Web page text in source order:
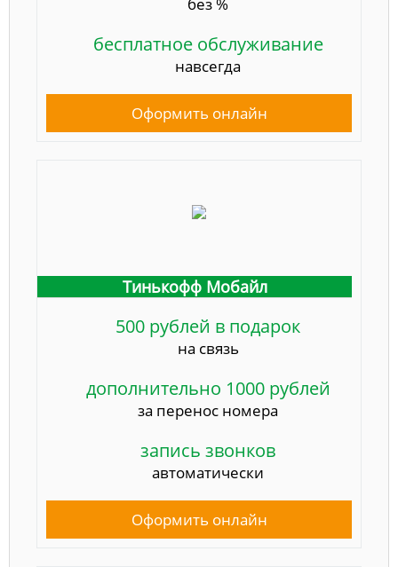
бесплатное обслуживание
навсегда
Оформить онлайн
Тинькофф Мобайл
500 рублей в подарок
на связь
дополнительно 1000 рублей
за перенос номера
запись звонков
автоматически
Оформить онлайн